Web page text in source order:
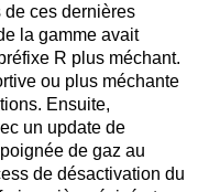
ces dernières
la gamme avait
R plus méchant.
ou plus méchante
Ensuite,
un update de
de gaz au
de désactivation du